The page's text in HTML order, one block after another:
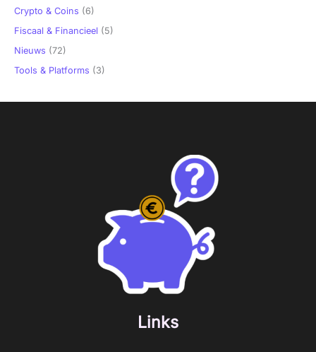
Crypto & Coins (6)
Fiscaal & Financieel (5)
Nieuws (72)
Tools & Platforms (3)
Links